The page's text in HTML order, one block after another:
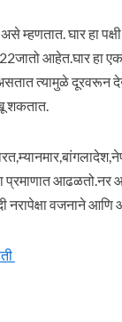
असे म्हणतात. घार हा
आहेत.घार हा
त्यामुळे दूरवरून
शकतात.
प्रमाणात आढळतो.नर
नरापेक्षा वजनाने